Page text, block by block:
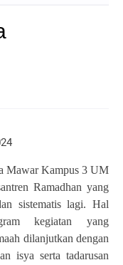
Mawar Kampus 3 UM
Ramadhan yang
sistematis lagi. Hal
kegiatan yang
dilanjutkan dengan
isya serta tadarusan